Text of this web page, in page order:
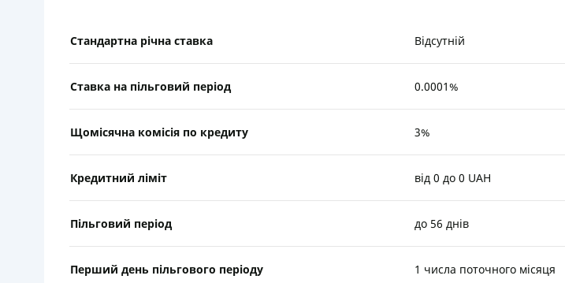
Стандартна річна ставка Відсутній
Ставка на пільговий період 0.0001%
Щомісячна комісія по кредиту 3%
Кредитний ліміт від 0 до 0 UAH
Пільговий період до 56 днів
Перший день пільгового періоду 1 числа поточного місяця